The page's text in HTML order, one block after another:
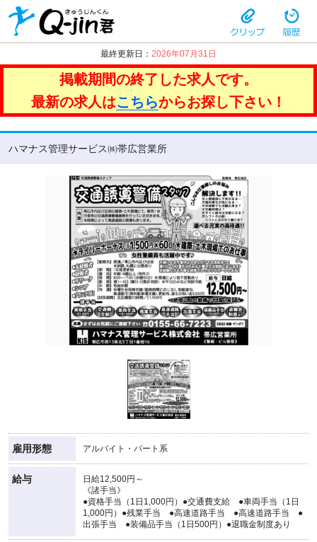
最終更新日： 2026年07月31日
掲載期間の終了した求人です。
最新の求人はこちらからお探し下さい！
ハマナス管理サービス㈱帯広営業所
雇用形態 アルバイト・パート系
給与
日給12,500円～
《諸手当》
●資格手当（1日1,000円）●交通費支給 ●車両手当（1日
1,000円）●残業手当 ●高速道路手当 ●高速道路手当 ●
出張手当 ●装備品手当（1日500円）●退職金制度あり